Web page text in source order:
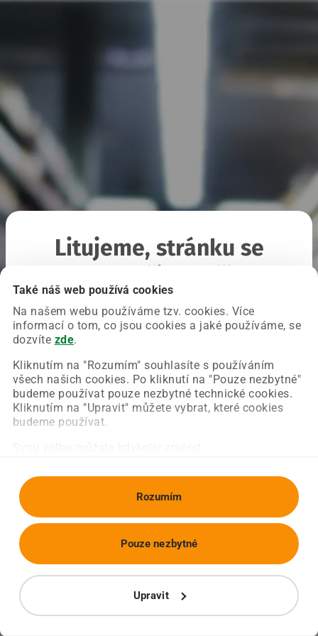
Také náš web používá cookies
Na našem webu používáme tzv. cookies. Více
informací o tom, co jsou cookies a jaké používáme, se
dozvíte zde.
Kliknutím na "Rozumím" souhlasíte s používáním
všech našich cookies. Po kliknutí na "Pouze nezbytné"
budeme používat pouze nezbytné technické cookies.
Kliknutím na "Upravit" můžete vybrat, které cookies
budeme používat.
Rozumím
Upravit
Pouze nezbytné
Litujeme, stránku se
Chyba nastala na naší straně a už ji opravujeme.
Zkuste prosím znovu načíst požadovanou stránku.
Obnovit stránku Úvodní strana